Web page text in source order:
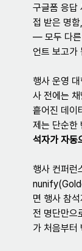
구글폼 응답
접 받은 명
— 모두 다른
언트 보고가
행사 운영
사 전에는
흩어진 데이
제는 단순한
석자가 자동
행사 컨퍼런
면 행사 참
전 명단만으
가 처음부터